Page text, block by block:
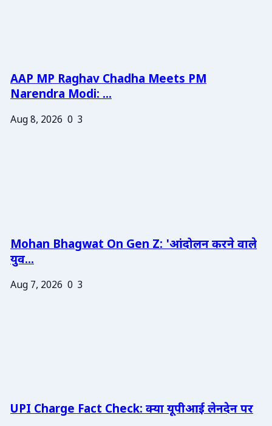
AAP MP Raghav Chadha Meets PM
Narendra Modi: ...
Aug 8, 2026 0 3
Mohan Bhagwat On Gen Z: 'आंदोलन करने वाले
युव...
Aug 7, 2026 0 3
UPI Charge Fact Check: क्या यूपीआई लेनदेन पर